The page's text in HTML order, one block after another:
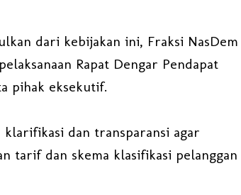
dari kebijakan ini, Fraksi NasDem
Rapat Dengar Pendapat
pihak eksekutif.
dan transparansi agar
tarif dan skema klasifikasi pelanggan